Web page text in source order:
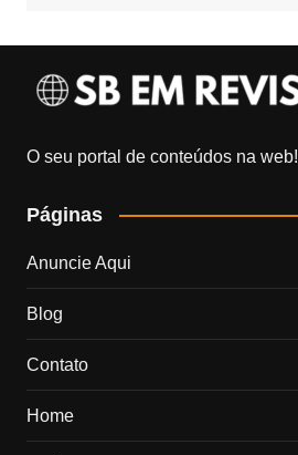
O seu portal de conteúdos na web!
Páginas
Anuncie Aqui
Blog
Contato
Home